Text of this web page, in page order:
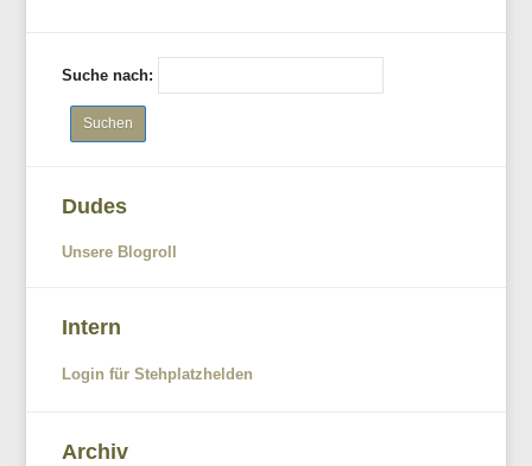
Suche nach:
Dudes
Unsere Blogroll
Intern
Login für Stehplatzhelden
Archiv